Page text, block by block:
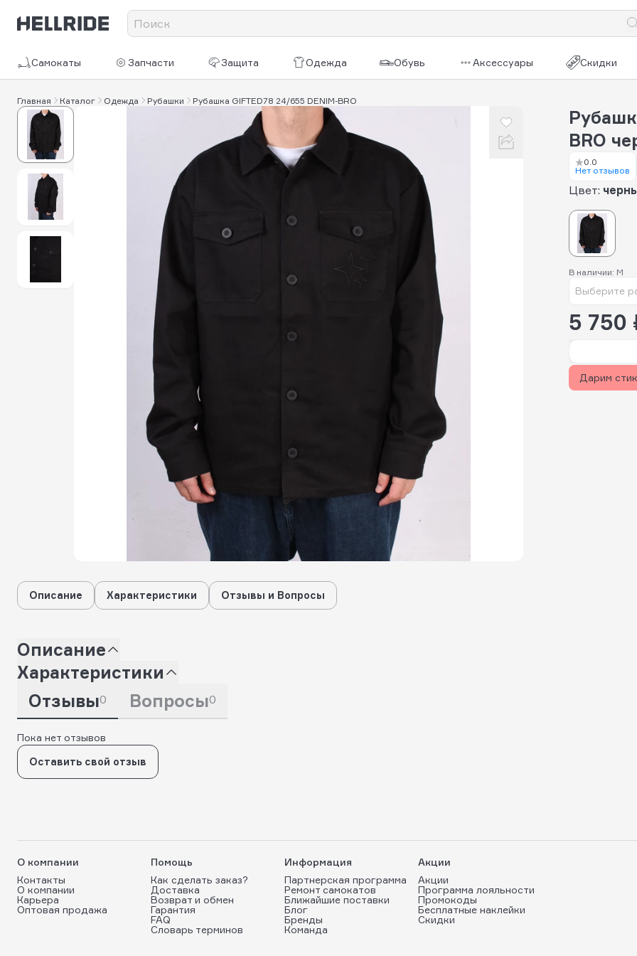
Самокаты Запчасти Защита Одежда Обувь Аксессуары Скидки
Главная Каталог Одежда Рубашки Рубашка GIFTED78 24/655 DENIM-BRO
BRO
0.0
Нет отзывов
Цвет:
В наличии: M
Выберите
5 750
Дарим
Описание Характеристики Отзывы и Вопросы
Описание
Характеристики
Отзывы0 Вопросы0
Пока нет отзывов
Оставить свой отзыв
О компании
Контакты
О компании
Карьера
Оптовая продажа
Помощь
Как сделать заказ?
Доставка
Возврат и обмен
Гарантия
FAQ
Словарь терминов
Информация
Партнерская программа
Ремонт самокатов
Ближайшие поставки
Блог
Бренды
Команда
Акции
Акции
Программа лояльности
Промокоды
Бесплатные наклейки
Скидки